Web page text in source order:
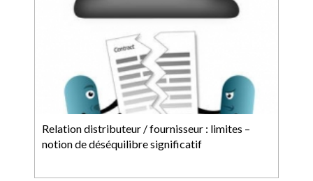
Relation distributeur / fournisseur : limites –
notion de déséquilibre significatif